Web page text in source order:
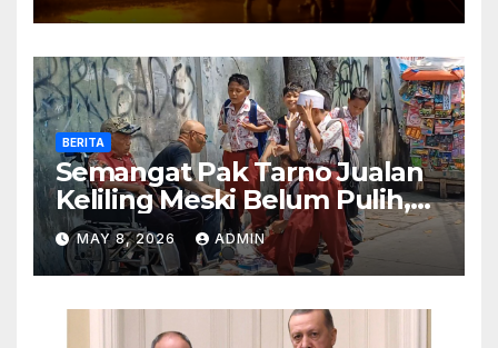
BERITA
Semangat Pak Tarno Jualan
Keliling Meski Belum Pulih,
Tetap Menghibur dan Cari
Nafkah
MAY 8, 2026 ADMIN